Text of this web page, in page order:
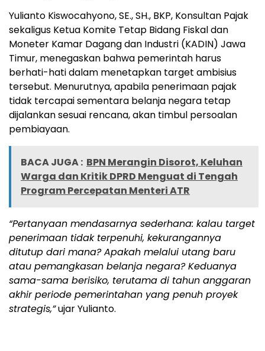
Yulianto Kiswocahyono, SE., SH., BKP, Konsultan Pajak
sekaligus Ketua Komite Tetap Bidang Fiskal dan
Moneter Kamar Dagang dan Industri (KADIN) Jawa
Timur, menegaskan bahwa pemerintah harus
berhati-hati dalam menetapkan target ambisius
tersebut. Menurutnya, apabila penerimaan pajak
tidak tercapai sementara belanja negara tetap
dijalankan sesuai rencana, akan timbul persoalan
pembiayaan.
BACA JUGA : BPN Merangin Disorot, Keluhan
Warga dan Kritik DPRD Menguat di Tengah
Program Percepatan Menteri ATR
“Pertanyaan mendasarnya sederhana: kalau target
penerimaan tidak terpenuhi, kekurangannya
ditutup dari mana? Apakah melalui utang baru
atau pemangkasan belanja negara? Keduanya
sama-sama berisiko, terutama di tahun anggaran
akhir periode pemerintahan yang penuh proyek
strategis,”ujar Yulianto.